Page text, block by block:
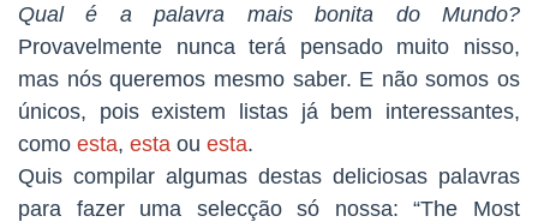
Qual é a palavra mais bonita do Mundo?
Provavelmente nunca terá pensado muito nisso,
mas nós queremos mesmo saber. E não somos os
únicos, pois existem listas já bem interessantes,
como esta, esta ou esta.
Quis compilar algumas destas deliciosas palavras
para fazer uma selecção só nossa: “The Most